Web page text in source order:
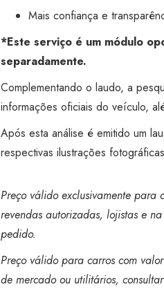
Mais confiança e
*Este serviço é um módulo
separadamente.
Complementando o laudo, a
informações oficiais do veículo,
Após esta análise é emitido um
respectivas ilustrações
Preço válido exclusivamente
revendas autorizadas, lojistas e
pedido.
Preço válido para carros com
de mercado ou utilitários,